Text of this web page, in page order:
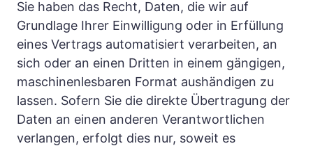
Sie haben das Recht, Daten, die wir auf
Grundlage Ihrer Einwilligung oder in Erfüllung
eines Vertrags automatisiert verarbeiten, an
sich oder an einen Dritten in einem gängigen,
maschinenlesbaren Format aushändigen zu
lassen. Sofern Sie die direkte Übertragung der
Daten an einen anderen Verantwortlichen
verlangen, erfolgt dies nur, soweit es